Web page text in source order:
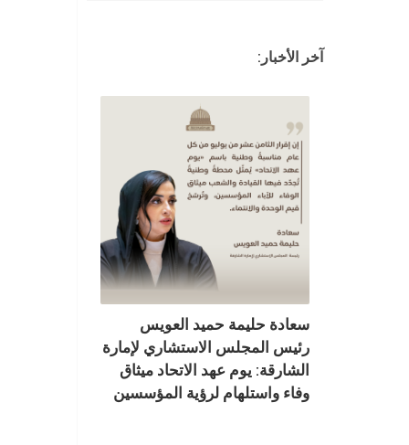
آخر الأخبار:
سعادة حليمة حميد العويس
رئيس المجلس الاستشاري لإمارة
الشارقة: يوم عهد الاتحاد ميثاق
وفاء واستلهام لرؤية المؤسسين